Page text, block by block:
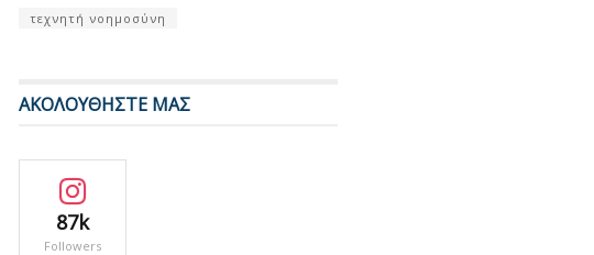
τεχνητή νοημοσύνη
ΑΚΟΛΟΥΘΗΣΤΕ ΜΑΣ
87k
Followers